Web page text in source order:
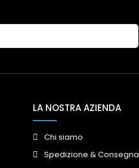
LA NOSTRA AZIENDA
Chi siamo
Spedizione & Consegna